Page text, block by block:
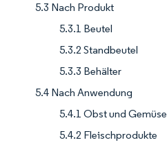
5.3 Nach Produkt
5.3.1 Beutel
5.3.2 Standbeutel
5.3.3 Behälter
5.4 Nach Anwendung
5.4.1 Obst und Gemüse
5.4.2 Fleischprodukte